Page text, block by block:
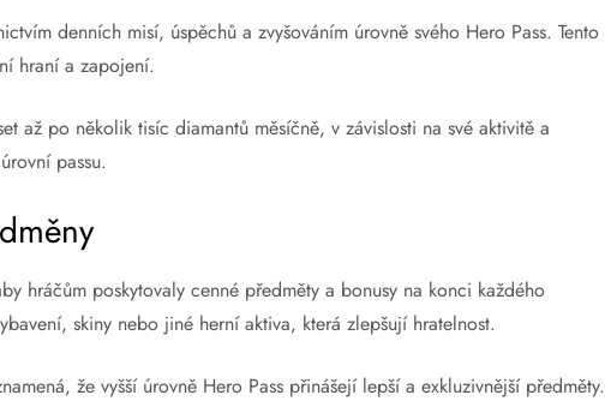
denních misí, úspěchů a zvyšováním úrovně svého Hero Pass. Tento
hraní a zapojení.
až po několik tisíc diamantů měsíčně, v závislosti na své aktivitě a
passu.
hráčům poskytovaly cenné předměty a bonusy na konci každého
skiny nebo jiné herní aktiva, která zlepšují hratelnost.
že vyšší úrovně Hero Pass přinášejí lepší a exkluzivnější předměty.